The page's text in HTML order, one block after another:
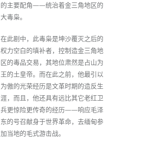
的主要配角——统治着金三角地区的
大毒枭。
在此剧中，此毒枭是坤沙覆灭之后的
权力空白的填补者，控制造金三角地
区的毒品交易，其地位肃然是占山为
王的土皇帝。而在此之前，他最引以
为傲的光荣经历是文革时期的造反生
涯，而且，他还具有远比其它老红卫
兵更惊险更传奇的经历——响应毛泽
东的号召献身于世界革命，去缅甸参
加当地的毛式游击战。